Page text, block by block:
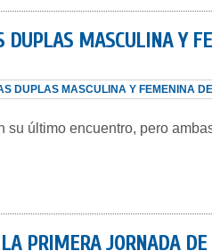
DUPLAS MASCULINA Y
su último encuentro, pero
LA PRIMERA JORNADA